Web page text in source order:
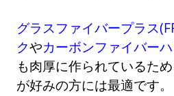
グラスファイバープラス
クやカーボンファイバー
も肉厚に作られているた
が好みの方には最適です。